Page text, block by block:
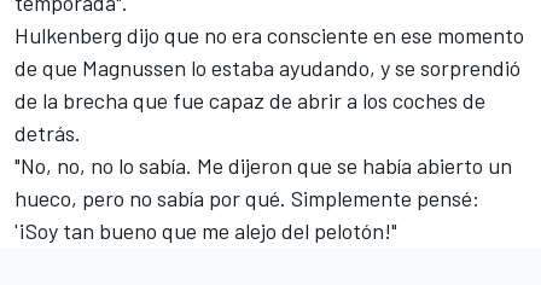
Hulkenberg dijo que no era consciente en ese momento
de que Magnussen lo estaba ayudando, y se sorprendió
de la brecha que fue capaz de abrir a los coches de
detrás.
"No, no, no lo sabía. Me dijeron que se había abierto un
hueco, pero no sabía por qué. Simplemente pensé:
'¡Soy tan bueno que me alejo del pelotón!"